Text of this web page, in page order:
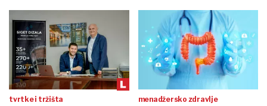
tvrtke i tržišta menadžersko zdravlje